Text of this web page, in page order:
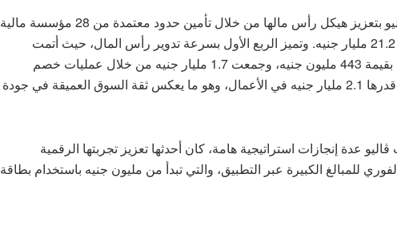
ولدعم هذه الأهداف التوسعية، قامت ڤاليو بتعزيز هيكل رأس مالها من خلال تأمين حدود معتمدة من 28 مؤسسة مالية
وجهات مصرفية وغير مصرفية بإجمالي 21.2 مليار جنيه. وتميز الربع الأول بسرعة تدوير رأس المال، حيث أتمت
الشركة الموجة الـ 21 من توريق سندات بقيمة 443 مليون جنيه، وجمعت 1.7 مليار جنيه من خلال عمليات خصم
وتوريق متعددة، مما ضخ سيولة إجمالية قدرها 2.1 مليار جنيه في الأعمال، وهو ما يعكس ثقة السوق العميقة في جودة
الأول من عام 2026، حققت ڤاليو عدة إنجازات استراتيجية هامة، كان أحدثها تعزيز تجربتها الرقمية
للمبالغ الكبيرة عبر التطبيق، والتي تبدأ من مليون جنيه باستخدام بطاقة